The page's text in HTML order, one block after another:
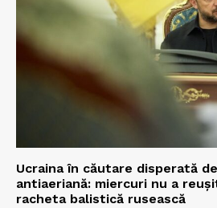
Ucraina în căutare disperată
antiaeriană: miercuri nu a
racheta balistică rusească